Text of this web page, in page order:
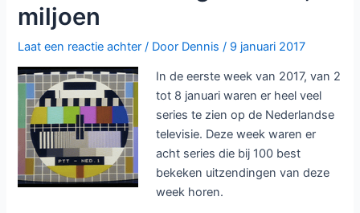
miljoen
Laat een reactie achter / Door Dennis/ 9 januari 2017
In de eerste week van 2017, van 2
tot 8 januari waren er heel veel
series te zien op de Nederlandse
televisie. Deze week waren er
acht series die bij 100 best
bekeken uitzendingen van deze
week horen.